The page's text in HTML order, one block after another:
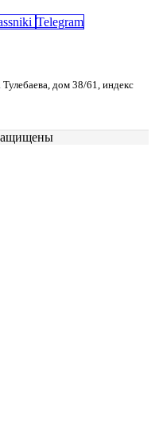
Telegram
дом 38/61, индекс